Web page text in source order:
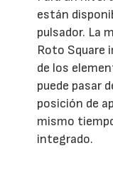
están
pulsador. La
Roto Square
de los
puede pasar
posición de
mismo
integrado.